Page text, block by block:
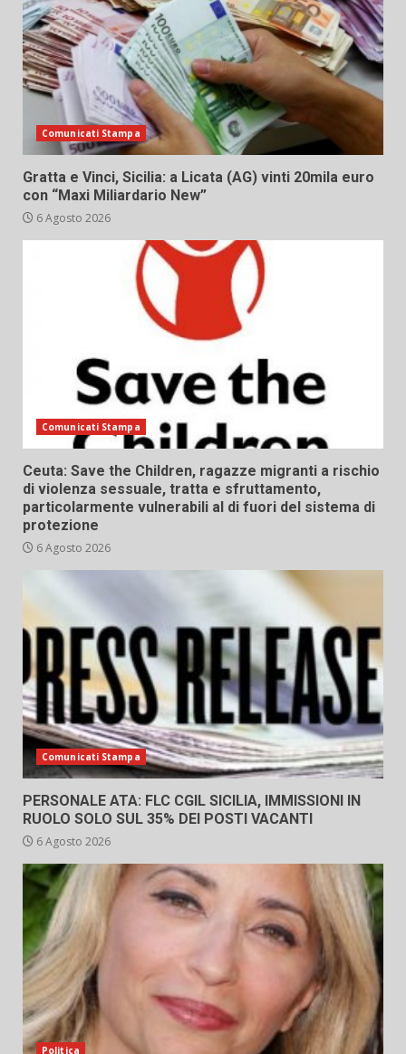
Comunicati Stampa
Gratta e Vinci, Sicilia: a Licata (AG) vinti 20mila euro
con “Maxi Miliardario New”
6 Agosto 2026
Comunicati Stampa
Ceuta: Save the Children, ragazze migranti a rischio
di violenza sessuale, tratta e sfruttamento,
particolarmente vulnerabili al di fuori del sistema di
protezione
6 Agosto 2026
Comunicati Stampa
PERSONALE ATA: FLC CGIL SICILIA, IMMISSIONI IN
RUOLO SOLO SUL 35% DEI POSTI VACANTI
6 Agosto 2026
Politica